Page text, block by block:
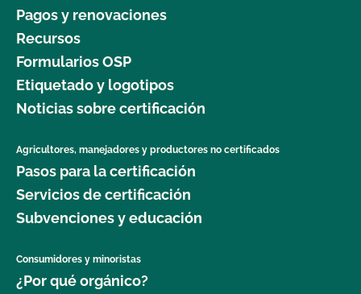
Pagos y renovaciones
Recursos
Formularios OSP
Etiquetado y logotipos
Noticias sobre certificación
Agricultores, manejadores y productores no certificados
Pasos para la certificación
Servicios de certificación
Subvenciones y educación
Consumidores y minoristas
¿Por qué orgánico?